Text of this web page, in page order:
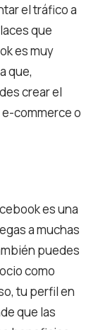
el tráfico a
que
es muy
que,
crear el
e-commerce o
es una
a muchas
puedes
como
tu perfil en
que las